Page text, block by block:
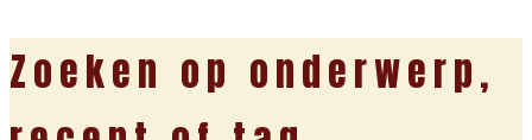
Zoeken op onderwerp,